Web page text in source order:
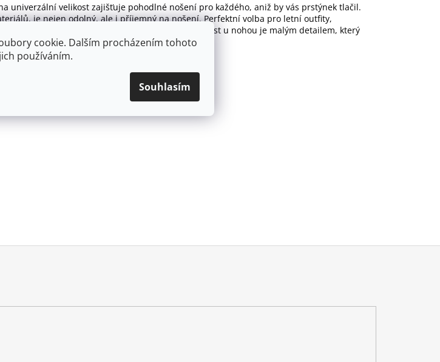
cookie. Dalším procházením tohoto
používáním.
Souhlasím
univerzální velikost zajišťuje pohodlné nošení pro každého, aniž by vás prstýnek tlačil.
je nejen odolný, ale i příjemný na nošení. Perfektní volba pro letní outfity,
dárek pro vaše blízké. Ozdobný prstýnek na prst u nohou je malým detailem, který